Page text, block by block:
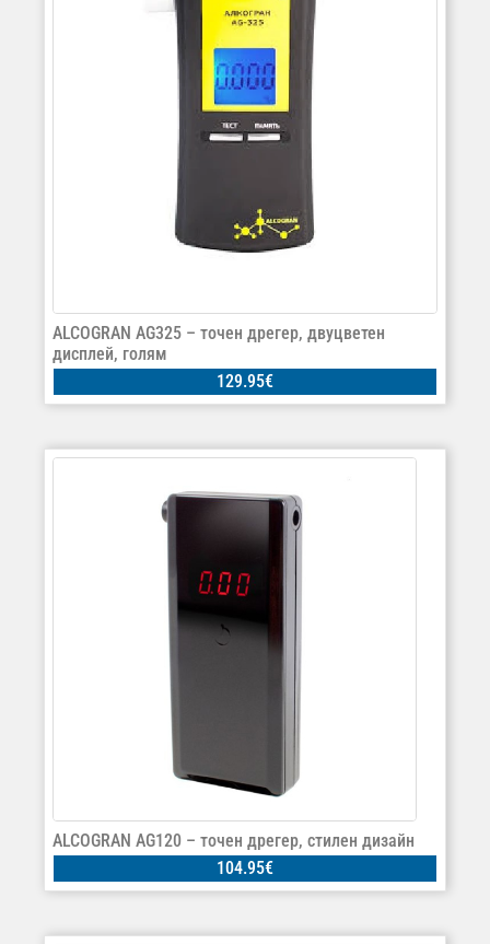
ALCOGRAN AG325 – точен дрегер, двуцветен
дисплей, голям
129.95€
ALCOGRAN AG120 – точен дрегер, стилен дизайн
104.95€